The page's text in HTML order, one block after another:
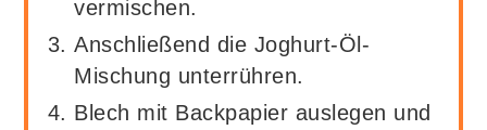
vermischen.
Anschließend die Joghurt-Öl-
Mischung unterrühren.
Blech mit Backpapier auslegen und